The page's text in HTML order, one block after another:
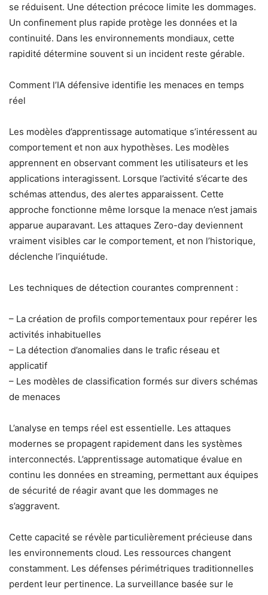
se réduisent. Une détection précoce limite les dommages.
Un confinement plus rapide protège les données et la
continuité. Dans les environnements mondiaux, cette
rapidité détermine souvent si un incident reste gérable.
Comment l’IA défensive identifie les menaces en temps
réel
Les modèles d’apprentissage automatique s’intéressent au
comportement et non aux hypothèses. Les modèles
apprennent en observant comment les utilisateurs et les
applications interagissent. Lorsque l’activité s’écarte des
schémas attendus, des alertes apparaissent. Cette
approche fonctionne même lorsque la menace n’est jamais
apparue auparavant. Les attaques Zero-day deviennent
vraiment visibles car le comportement, et non l’historique,
déclenche l’inquiétude.
Les techniques de détection courantes comprennent :
– La création de profils comportementaux pour repérer les
activités inhabituelles
– La détection d’anomalies dans le trafic réseau et
applicatif
– Les modèles de classification formés sur divers schémas
de menaces
L’analyse en temps réel est essentielle. Les attaques
modernes se propagent rapidement dans les systèmes
interconnectés. L’apprentissage automatique évalue en
continu les données en streaming, permettant aux équipes
de sécurité de réagir avant que les dommages ne
s’aggravent.
Cette capacité se révèle particulièrement précieuse dans
les environnements cloud. Les ressources changent
constamment. Les défenses périmétriques traditionnelles
perdent leur pertinence. La surveillance basée sur le